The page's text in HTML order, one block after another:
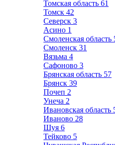
Томская область 61
Томск 42
Северск 3
Асино 1
Смоленская область
Смоленск 31
Вязьма 4
Сафоново 3
Брянская область 57
Брянск 39
Почеп 2
Унеча 2
Ивановская область
Иваново 28
Шуя 6
Тейково 5